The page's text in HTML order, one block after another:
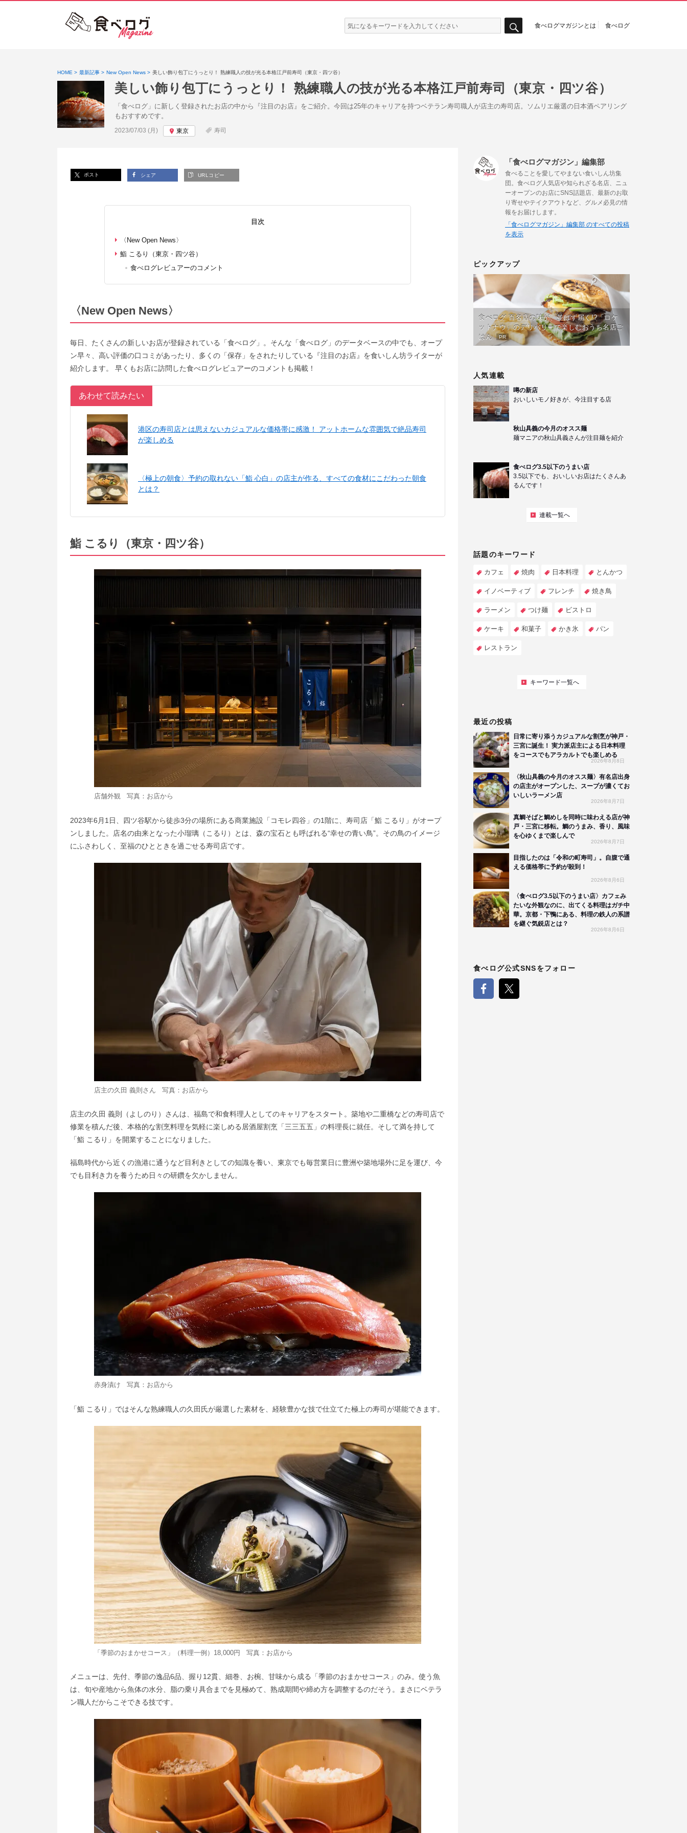
検
索:
食べログマガジンとは 食べログ
HOME 最新記事 New Open News 美しい飾り包丁にうっとり！ 熟練職人の技が光る本格江戸前寿司（東京・四ツ谷）
美しい飾り包丁にうっとり！ 熟練職人の技が光る本格江戸前寿司（東京・四ツ谷）
「食べログ」に新しく登録されたお店の中から『注目のお店』をご紹介。今回は25年のキャリアを持つベテラン寿司職人が店主の寿司店。ソムリエ厳選の日本酒ペアリング
もおすすめです。
投稿日:
2023/07/03 (月) 東京 寿司
ポスト シェア URLコピー
目次
〈New Open News〉
鮨 こるり（東京・四ツ谷）
食べログレビュアーのコメント
〈New Open News〉
毎日、たくさんの新しいお店が登録されている「食べログ」。そんな「食べログ」のデータベースの中でも、オープ
ン早々、高い評価の口コミがあったり、多くの「保存」をされたりしている『注目のお店』を食いしん坊ライターが
紹介します。 早くもお店に訪問した食べログレビュアーのコメントも掲載！
あわせて読みたい
港区の寿司店とは思えないカジュアルな価格帯に感激！ アットホームな雰囲気で絶品寿司
が楽しめる
〈極上の朝食〉予約の取れない「鮨 心白」の店主が作る、すべての食材にこだわった朝食
とは？
鮨 こるり（東京・四ツ谷）
店舗外観 写真：お店から
2023年6月1日、四ツ谷駅から徒歩3分の場所にある商業施設「コモレ四谷」の1階に、寿司店「鮨 こるり」がオープ
ンしました。店名の由来となった小瑠璃（こるり）とは、森の宝石とも呼ばれる“幸せの青い鳥”。その鳥のイメージ
にふさわしく、至福のひとときを過ごせる寿司店です。
店主の久田 義則さん 写真：お店から
店主の久田 義則（よしのり）さんは、福島で和食料理人としてのキャリアをスタート。築地や二重橋などの寿司店で
修業を積んだ後、本格的な割烹料理を気軽に楽しめる居酒屋割烹「三三五五」の料理長に就任。そして満を持して
「鮨 こるり」を開業することになりました。
福島時代から近くの漁港に通うなど目利きとしての知識を養い、東京でも毎営業日に豊洲や築地場外に足を運び、今
でも目利き力を養うため日々の研鑽を欠かしません。
赤身漬け 写真：お店から
「鮨 こるり」ではそんな熟練職人の久田氏が厳選した素材を、経験豊かな技で仕立てた極上の寿司が堪能できます。
「季節のおまかせコース」（料理一例）18,000円 写真：お店から
メニューは、先付、季節の逸品6品、握り12貫、細巻、お椀、甘味から成る「季節のおまかせコース」のみ。使う魚
は、旬や産地から魚体の水分、脂の乗り具合までを見極めて、熟成期間や締め方を調整するのだそう。まさにベテラ
ン職人だからこそできる技です。
「食べログマガジン」編集部
食べることを愛してやまない食いしん坊集
団。食べログ人気店や知られざる名店、ニュ
ーオープンのお店にSNS話題店、最新のお取
り寄せやテイクアウトなど、グルメ必見の情
報をお届けします。
「食べログマガジン」編集部 のすべての投稿
を表示
ピックアップ
食べログ 百名店の味が、並ばず届く!?「ロケ
ットナウ」のデリバリーで楽しむおうち名店ご
はん
PR
人気連載
噂の新店
おいしいモノ好きが、今注目する店
秋山具義の今月のオスス麺
麺マニアの秋山具義さんが注目麺を紹介
食べログ3.5以下のうまい店
3.5以下でも、おいしいお店はたくさんあ
るんです！
連載一覧へ
話題のキーワード
カフェ 焼肉 日本料理 とんかつ
イノベーティブ フレンチ 焼き鳥
ラーメン つけ麺 ビストロ
ケーキ 和菓子 かき氷 パン
レストラン
キーワード一覧へ
最近の投稿
日常に寄り添うカジュアルな割烹が神戸・
三宮に誕生！ 実力派店主による日本料理
をコースでもアラカルトでも楽しめる
2026年8月8日
〈秋山具義の今月のオスス麺〉有名店出身
の店主がオープンした、スープが濃くてお
いしいラーメン店
2026年8月7日
真鯛そばと鯛めしを同時に味わえる店が神
戸・三宮に移転。鯛のうまみ、香り、風味
を心ゆくまで楽しんで
2026年8月7日
目指したのは「令和の町寿司」。自腹で通
える価格帯に予約が殺到！
2026年8月6日
〈食べログ3.5以下のうまい店〉カフェみ
たいな外観なのに、出てくる料理はガチ中
華。京都・下鴨にある、料理の鉄人の系譜
を継ぐ気鋭店とは？
2026年8月6日
食べログ公式SNSをフォロー